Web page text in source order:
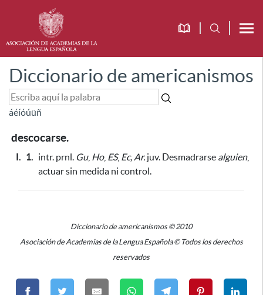
Diccionario de americanismos
áéíóúüñ
descocarse.
I. 1. intr. prnl. Gu, Ho, ES, Ec, Ar. juv. Desmadrarse alguien,
actuar sin medida ni control.
Diccionario de americanismos © 2010
Asociación de Academias de la Lengua Española © Todos los derechos
reservados